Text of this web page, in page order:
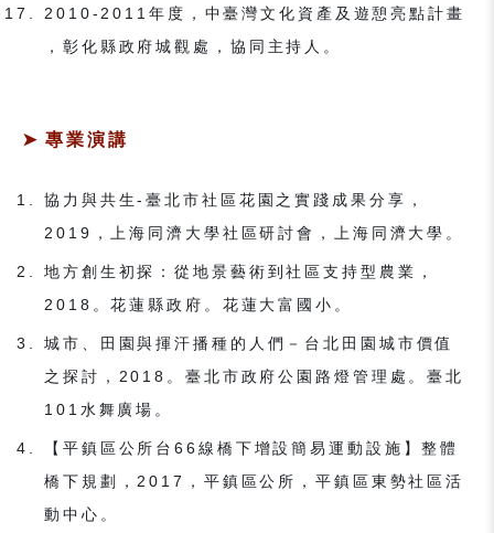
2010-2011年度，中臺灣文化資產及遊憩亮點計畫
，彰化縣政府城觀處，協同主持人。
專業演講
協力與共生-臺北市社區花園之實踐成果分享，
2019，上海同濟大學社區研討會，上海同濟大學。
地方創生初探：從地景藝術到社區支持型農業，
2018。花蓮縣政府。花蓮大富國小。
城市、田園與揮汗播種的人們－台北田園城市價值
之探討，2018。臺北市政府公園路燈管理處。臺北
101水舞廣場。
【平鎮區公所台66線橋下增設簡易運動設施】整體
橋下規劃，2017，平鎮區公所，平鎮區東勢社區活
動中心。